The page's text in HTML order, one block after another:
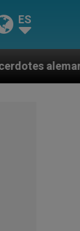
ES
Papa